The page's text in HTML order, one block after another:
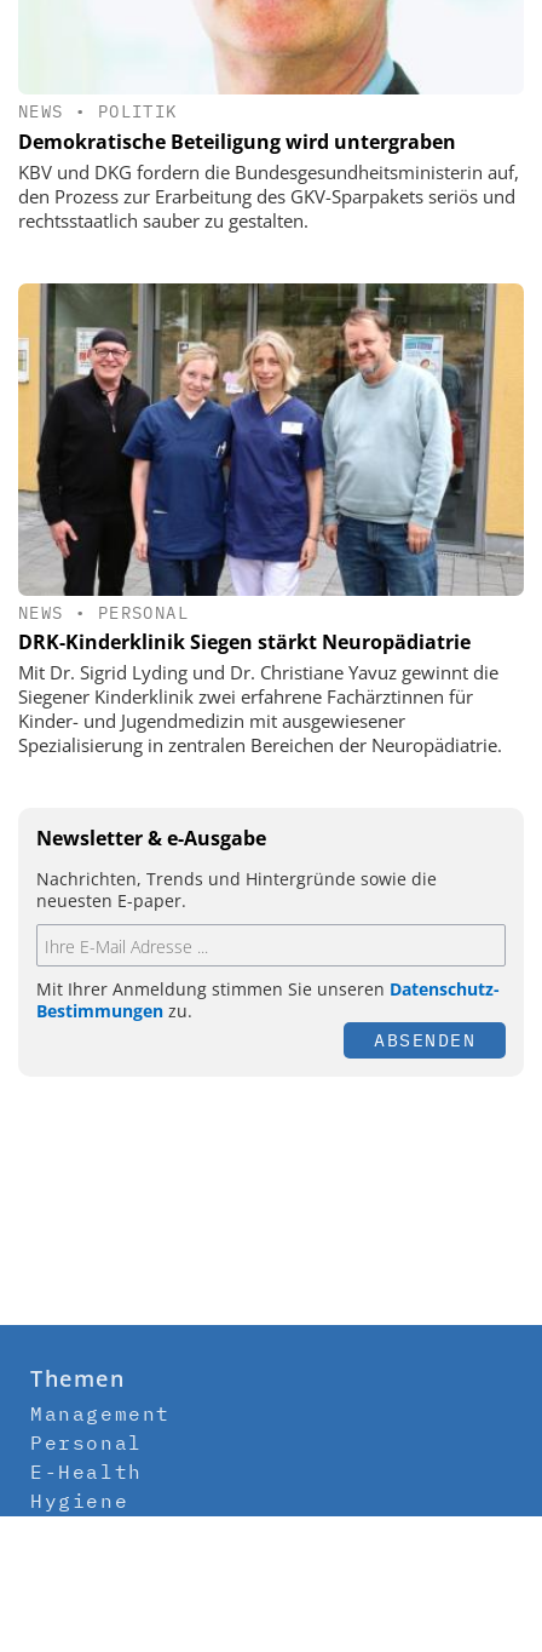
NEWS • POLITIK
Demokratische Beteiligung wird untergraben
KBV und DKG fordern die Bundesgesundheitsministerin auf,
den Prozess zur Erarbeitung des GKV-Sparpakets seriös und
rechtsstaatlich sauber zu gestalten.
NEWS • PERSONAL
DRK-Kinderklinik Siegen stärkt Neuropädiatrie
Mit Dr. Sigrid Lyding und Dr. Christiane Yavuz gewinnt die
Siegener Kinderklinik zwei erfahrene Fachärztinnen für
Kinder- und Jugendmedizin mit ausgewiesener
Spezialisierung in zentralen Bereichen der Neuropädiatrie.
Newsletter & e-Ausgabe
Nachrichten, Trends und Hintergründe sowie die
neuesten E-paper.
Mit Ihrer Anmeldung stimmen Sie unseren Datenschutz-
Bestimmungen zu.
ABSENDEN
Themen
Management
Personal
E-Health
Hygiene